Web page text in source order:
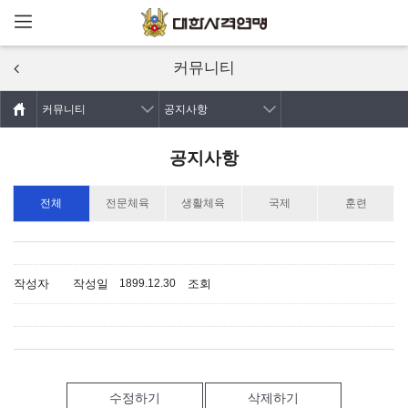
주요콘텐츠로
커뮤니티
커뮤니티 공지사항
공지사항
전체 전문체육 생활체육 국제 훈련
작성자 작성일 1899.12.30 조회
수정하기 삭제하기